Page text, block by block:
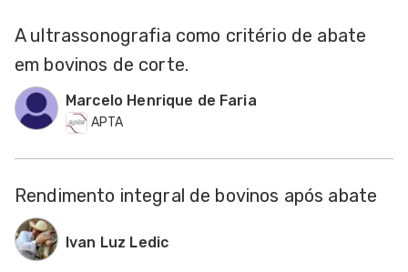
A ultrassonografia como critério de abate
em bovinos de corte.
Marcelo Henrique de Faria
APTA
Rendimento integral de bovinos após abate
Ivan Luz Ledic